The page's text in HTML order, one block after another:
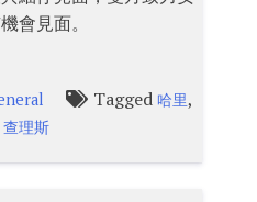
會見面。
Tagged哈里,
查理斯